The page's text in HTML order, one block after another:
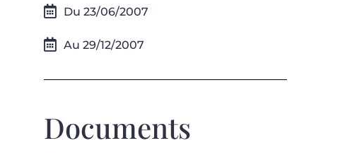
Du 23/06/2007
Au 29/12/2007
Documents